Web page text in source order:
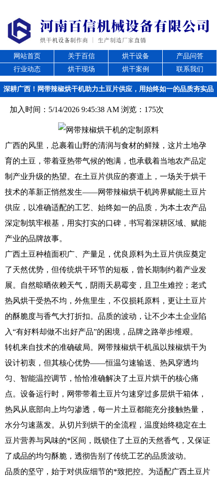
网站首页 关于百信 烘干设备
产品问答
行业动态
烘干现场 烘干案例 联系我们
深耕广西！网带辣椒烘干机助力土豆片供应，用始终如一的品质夯实品
牌，以口口相传的赞誉铸就口碑
加入时间：5/14/2026 9:45:38 AM 浏览：175次
广西的风里，总裹着山野的清润与食材的鲜辣，这片土地孕
育的土豆，带着亚热带气候的饱满，也承载着当地农产品定
制产业升级的热望。在土豆片供应的赛道上，一场关于烘干
技术的革新正悄然发生——网带辣椒烘干机跨界赋能土豆片
供应，以准确适配的工艺、始终如一的品质，为本土农产品
深定制筑牢根基，用实打实的口碑，书写着深耕区域、赋能
产业的品牌故事。
广西土豆种植面积广、产量足，优良原料为土豆片供应奠定
了天然优势，但传统烘干环节的短板，曾长期制约着产业发
展。自然晾晒依赖天气，阴雨天易霉变，且卫生难控；老式
热风烘干受热不均，外焦里生，不仅损耗原料，更让土豆片
的酥脆度与香气大打折扣。品质的波动，让不少本土企业陷
入“有好料却做不出好产品”的困境，品牌之路举步维艰。
转机来自技术的准确破局。网带辣椒烘干机虽以辣椒烘干为
设计初衷，但其核心优势——恒温匀速输送、热风穿透均
匀、智能温控调节，恰恰准确解决了土豆片烘干的核心痛
点。设备运行时，网带带着土豆片匀速穿过多层烘干箱体，
热风从底部向上均匀渗透，每一片土豆都能充分接触热量，
水分匀速蒸发。从切片到烘干的全流程，温度始终稳定在土
豆片营养与风味的*区间，既锁住了土豆的天然香气，又保证
了成品的均匀酥脆，透彻告别了传统工艺的品质波动。
品质的坚守，始于对供应细节的*致把控。为适配广西土豆片